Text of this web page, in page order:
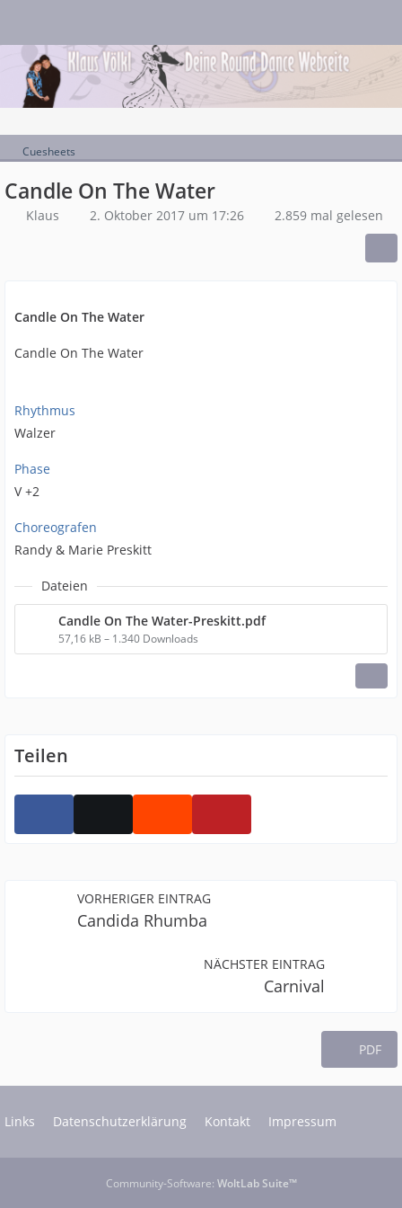
Cuesheets
Candle On The Water
Klaus 2. Oktober 2017 um 17:26 2.859 mal gelesen
Candle On The Water
Candle On The Water
Rhythmus
Walzer
Phase
V +2
Choreografen
Randy & Marie Preskitt
Dateien
Candle On The Water-Preskitt.pdf
57,16 kB – 1.340 Downloads
Teilen
VORHERIGER EINTRAG
Candida Rhumba
NÄCHSTER EINTRAG
Carnival
PDF
Links Datenschutzerklärung Kontakt Impressum
Community-Software: WoltLab Suite™